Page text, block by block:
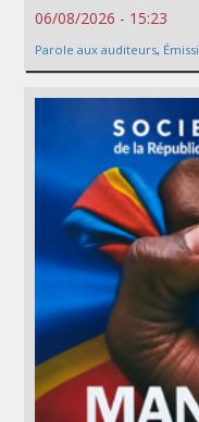
06/08/2026 - 15:23
Parole aux auditeurs,